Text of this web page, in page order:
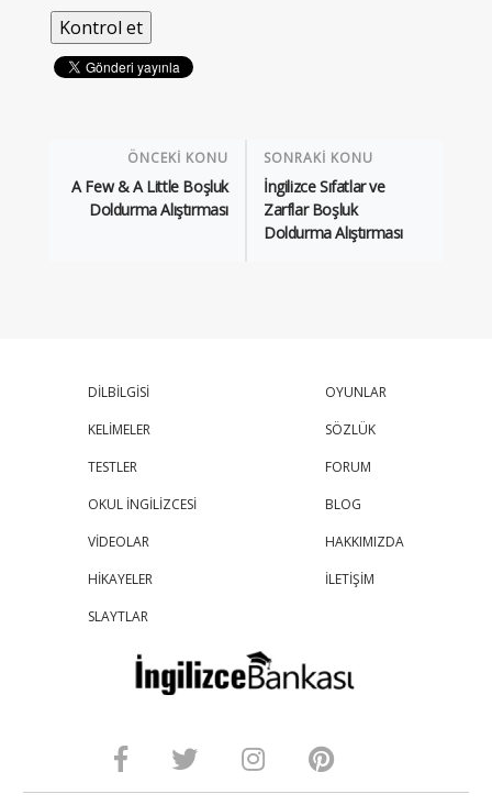
ÖNCEKİ KONU
A Few & A Little Boşluk
Doldurma Alıştırması
SONRAKİ KONU
İngilizce Sıfatlar ve
Zarflar Boşluk
Doldurma Alıştırması
DİLBİLGİSİ
KELİMELER
TESTLER
OKUL İNGİLİZCESİ
VİDEOLAR
HİKAYELER
SLAYTLAR
OYUNLAR
SÖZLÜK
FORUM
BLOG
HAKKIMIZDA
İLETİŞİM